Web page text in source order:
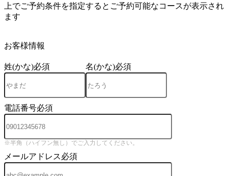
上でご予約条件を指定するとご予約可能なコースが表示され
ます
お客様情報
姓(かな)必須 名(かな)必須
電話番号必須
※半角（ハイフン無し）でご入力してください。
メールアドレス必須